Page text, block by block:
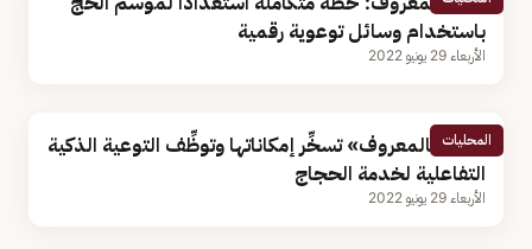
باستخدام وسائل توعوية رقمية
الأربعاء 29 يونيو 2022
المحليات
«الأمر بالمعروف» تسخِّر إمكاناتها وتوظِّف التوعية الذكية
التفاعلية لخدمة الحجاج
الأربعاء 29 يونيو 2022